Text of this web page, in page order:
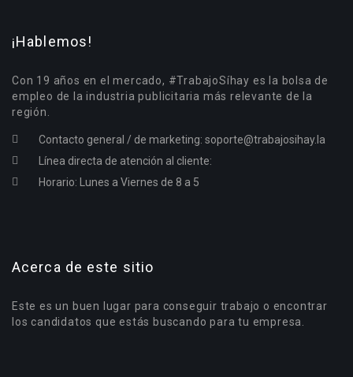
¡Hablemos!
Con 19 años en el mercado, #TrabajoSíhay es la bolsa de
empleo de la industria publicitaria más relevante de la
región.
Contacto general / de marketing: soporte@trabajosihay.la
Línea directa de atención al cliente:
Horario: Lunes a Viernes de 8 a 5
Acerca de este sitio
Este es un buen lugar para conseguir trabajo o encontrar
los candidatos que estás buscando para tu empresa.